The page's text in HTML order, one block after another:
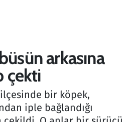
arkasına
çekti
ilçesinde bir köpek,
iple bağlandığı